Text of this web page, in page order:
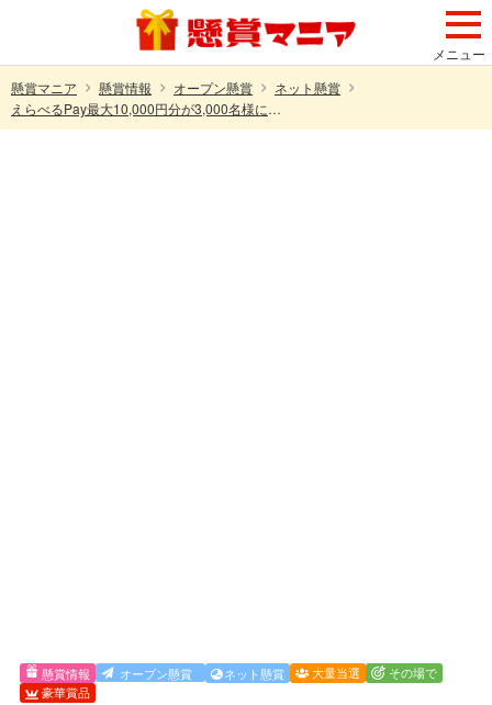
メニュー
懸賞マニア
懸賞情報 オープン懸賞
ネット懸賞
えらべるPay最大10,000円分が3,000名様にその場で当たる！トリッカル・もちもちほっペ大作戦のXキャンペーン
懸賞情報 オープン懸賞 ネット懸賞 大量当選
その場で
豪華賞品